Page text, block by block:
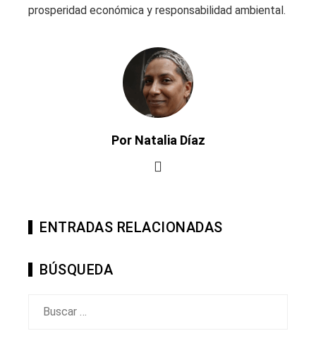
prosperidad económica y responsabilidad ambiental.
Por Natalia Díaz
ENTRADAS RELACIONADAS
BÚSQUEDA